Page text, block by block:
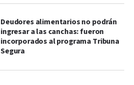
Deudores alimentarios no podrán
ingresar a las canchas: fueron
incorporados al programa Tribuna
Segura